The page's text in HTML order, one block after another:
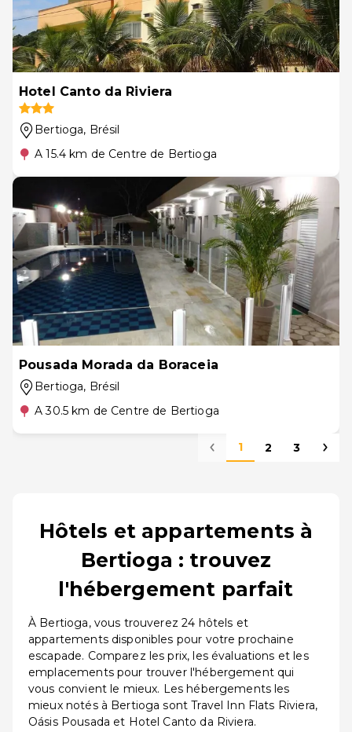
Hotel Canto da Riviera
Bertioga, Brésil
A 15.4 km de Centre de Bertioga
Pousada Morada da Boraceia
Bertioga, Brésil
A 30.5 km de Centre de Bertioga
1 2 3
Hôtels et appartements à
Bertioga : trouvez
l'hébergement parfait
À Bertioga, vous trouverez 24 hôtels et
appartements disponibles pour votre prochaine
escapade. Comparez les prix, les évaluations et les
emplacements pour trouver l'hébergement qui
vous convient le mieux. Les hébergements les
mieux notés à Bertioga sont Travel Inn Flats Riviera,
Oásis Pousada et Hotel Canto da Riviera.